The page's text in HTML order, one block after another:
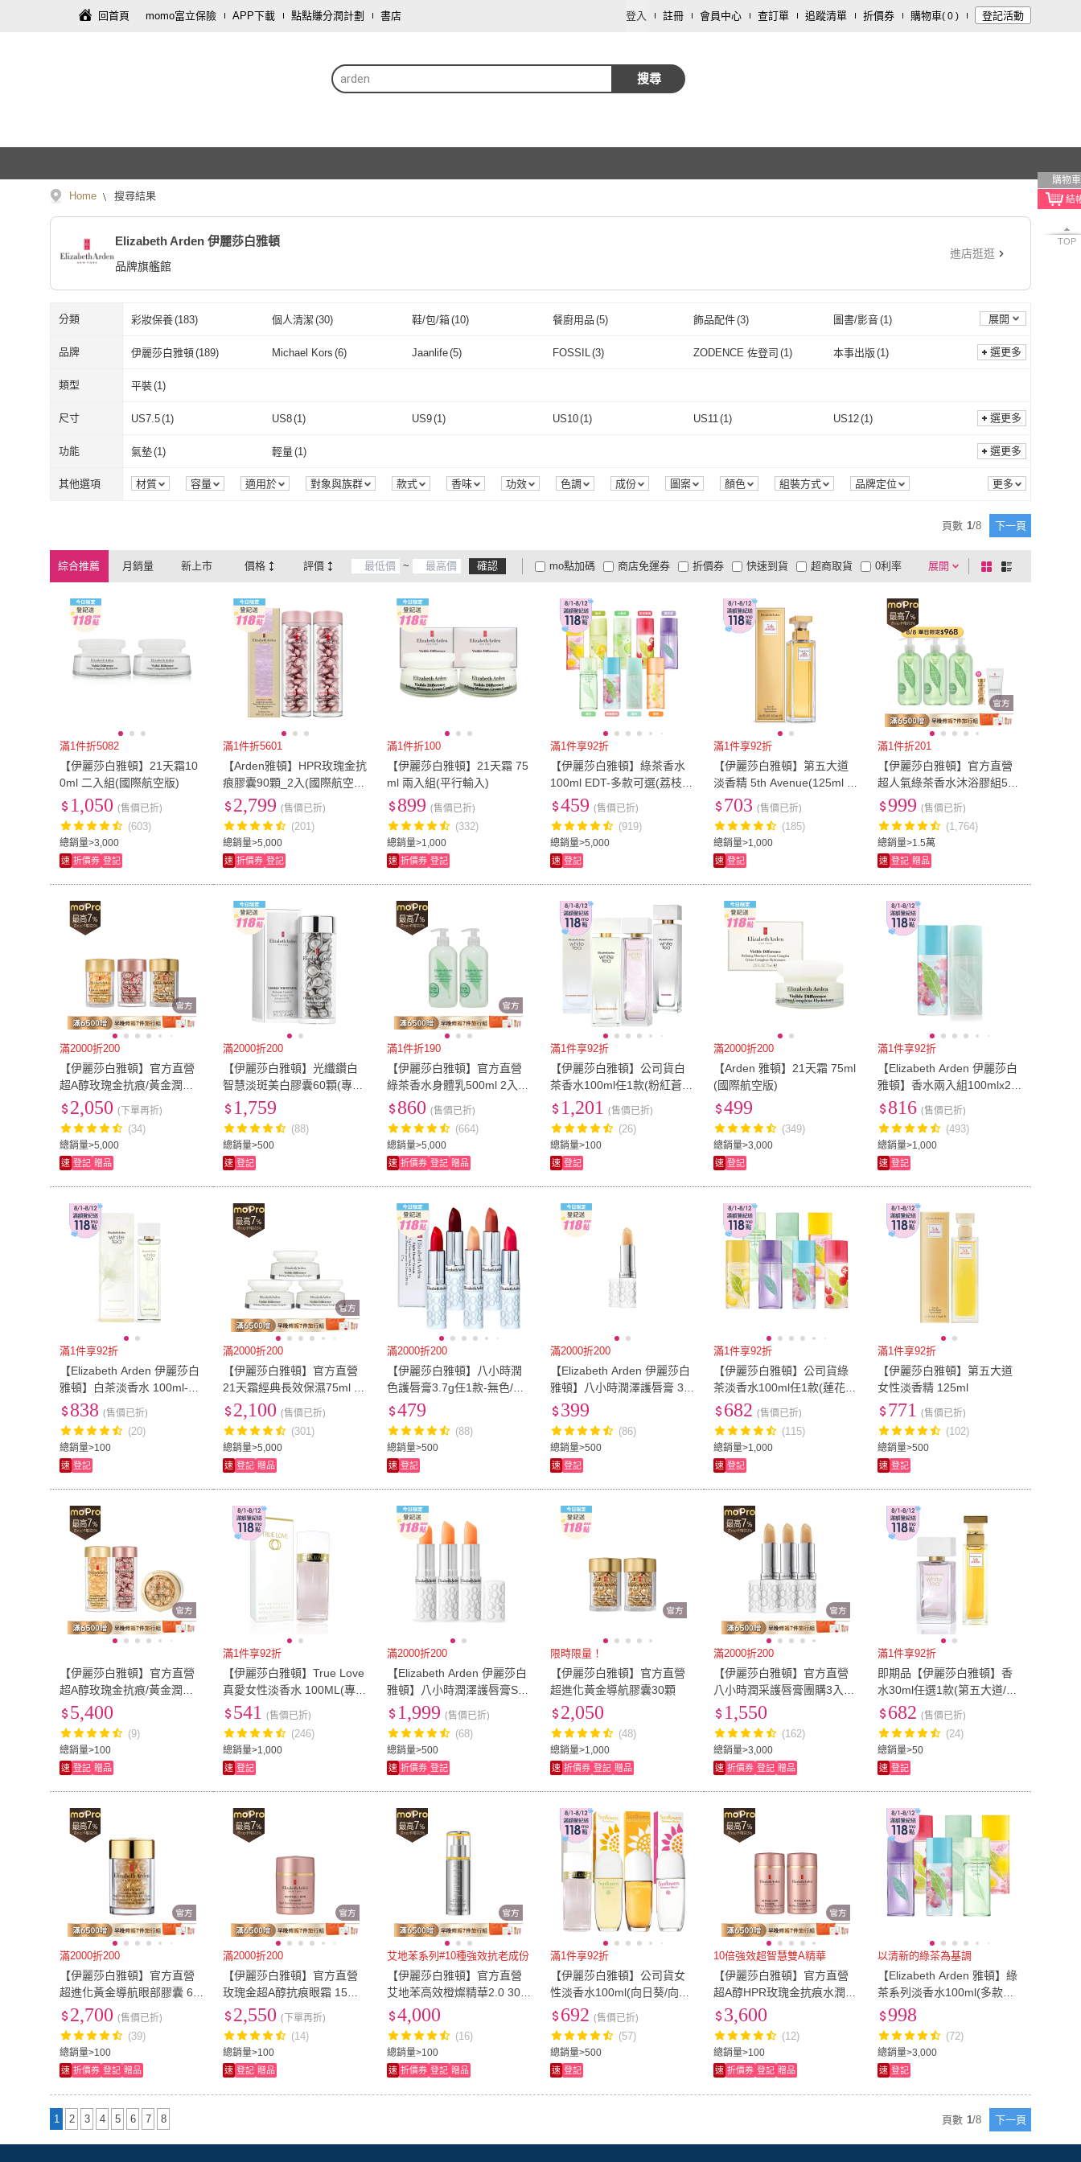
回首頁 momo富立保險 APP下載 點點賺分潤計劃 書店 登入 註冊 會員中心 查訂單 追蹤清單 折價券 購物車( 0 ) 登記活動
arden 搜尋
購物車
TOP
Home 搜尋結果
Elizabeth Arden 伊麗莎白雅頓
品牌旗艦館
進店逛逛
分類 彩妝保養(183) 個人清潔 (30) 鞋/包/箱(10) 餐廚用品 (5) 飾品配件(3) 圖書/影音(1)
傢俱 (1)
展開
品牌 伊麗莎白雅頓(189) Michael Kors (6) Jaanlife(5) FOSSIL (3) ZODENCE 佐登司 (1) 本事出版 (1)
ALDO (1
伊麗莎白雅頓
ALDO
取消 選更多
類型 平裝(1)
平裝(1
尺寸 US7.5(1) US8(1) US9(1) US10(1) US11 (1) US12(1)
25cm(1 25.5cm
EU40(1 EU41 ) EU42 ) EU43( 1) EU44 1) EU45(1)
US7.5 US8
25cm 25.5cm (1) 26.5cm( 27cm(1) 28cm 28.5cm
選更多
功能 氣墊(1) 輕量(1)
氣墊 輕量(1)
選更多
其他選項 材質 容量 適用於 對象與族群 款式 香味 功效 色調 成份 圖案 顏色 組裝方式
品牌定位
頁數 1/8 下一頁
綜合推薦 月銷量 新上市 價格 評價 ~ 確認 展開
折價券
有影片
商品有量 電視購物
mo點加碼 快速到貨 超商取貨
低溫宅配
大家電安心配
大家電快配
商店免運券 0利率
貨到付款
及以上 3 及以上 及以上 1 及以上
棋
盤
列
滿1件折5082
【伊麗莎白雅頓】21天霜10
0ml 二入組(國際航空版)
總銷量>3,000
1,050 (售價已折)
(603)
速 折價券 登記
滿1件折5601
【Arden雅頓】HPR玫瑰金抗
痕膠囊90顆_2入(國際航空
版)
總銷量>5,000
2,799 (售價已折)
(201)
速 折價券 登記
滿1件折100
【伊麗莎白雅頓】21天霜 75
ml 兩入組(平行輸入)
總銷量>1,000
899 (售價已折)
(332)
速 折價券 登記
滿1件享92折
【伊麗莎白雅頓】綠茶香水
100ml EDT-多款可選(荔枝萊
姆/薰衣草/含羞草/柚子/櫻花/
綠茶蓮花)
總銷量>5,000
459 (售價已折)
(919)
速 登記
滿1件享92折
【伊麗莎白雅頓】第五大道
淡香精 5th Avenue(125ml E
DP)
總銷量>1,000
703 (售價已折)
(185)
速 登記
滿1件折201
【伊麗莎白雅頓】官方直營
超人氣綠茶香水沐浴膠組500
ml 3入(沐浴乳/沐浴膠)
總銷量>1.5萬
999 (售價已折)
(1,764)
速 登記 贈品
滿2000折200
【伊麗莎白雅頓】官方直營
超A醇玫瑰金抗痕/黃金潤澤/
輕感平衡 膠囊精華30顆 任選
總銷量>5,000
2,050 (下單再折)
(34)
速 登記 贈品
滿2000折200
【伊麗莎白雅頓】光纖鑽白
智慧淡斑美白膠囊60顆(專櫃
公司貨)
總銷量>500
1,759
(88)
速 登記
滿1件折190
【伊麗莎白雅頓】官方直營
綠茶香水身體乳500ml 2入組
(香氛/乳液)
總銷量>5,000
860 (售價已折)
(664)
速 折價券 登記 贈品
滿1件享92折
【伊麗莎白雅頓】公司貨白
茶香水100ml任1款(粉紅蒼
蘭/野玫瑰/花樣甜菊/野薑花-
專櫃公司貨)
總銷量>100
1,201 (售價已折)
(26)
速 登記
滿2000折200
【Arden 雅頓】21天霜 75ml
(國際航空版)
總銷量>3,000
499
(349)
速 登記
滿1件享92折
【Elizabeth Arden 伊麗莎白
雅頓】香水兩入組100mlx2-
多款可選(綠茶/甜桃/含羞草/
薰衣草/櫻花)
總銷量>1,000
816 (售價已折)
(493)
速 登記
滿1件享92折
【Elizabeth Arden 伊麗莎白
雅頓】白茶淡香水 100ml-ED
T-新版
總銷量>100
838 (售價已折)
(20)
速 登記
滿2000折200
【伊麗莎白雅頓】官方直營
21天霜經典長效保濕75ml 3
入組(乳霜/保濕)
總銷量>5,000
2,100 (售價已折)
(301)
速 登記 贈品
滿2000折200
【伊麗莎白雅頓】八小時潤
色護唇膏3.7g任1款-無色/櫻
桃粉/莓果紅/蜂蜜棕(專櫃公
總銷量>500
479
(88)
速 登記
滿2000折200
【Elizabeth Arden 伊麗莎白
雅頓】八小時潤澤護唇膏 3.7
g(國際航空版)
總銷量>500
399
(86)
速 登記
滿1件享92折
【伊麗莎白雅頓】公司貨綠
茶淡香水100ml任1款(蓮花/
薰衣草/荔枝萊姆/櫻花/小蒼
總銷量>1,000
682 (售價已折)
(115)
速 登記
滿1件享92折
【伊麗莎白雅頓】第五大道
女性淡香精 125ml
總銷量>500
771 (售價已折)
(102)
速 登記
【伊麗莎白雅頓】官方直營
超A醇玫瑰金抗痕/黃金潤澤/
輕感平衡 膠囊精華60顆 任選
二入
總銷量>100
5,400
(9)
速 登記 贈品
滿1件享92折
【伊麗莎白雅頓】True Love
真愛女性淡香水 100ML(專櫃
公司貨)
總銷量>1,000
541
(售價已折)
(246)
速 登記
滿2000折200
【Elizabeth Arden 伊麗莎白
雅頓】八小時潤澤護唇膏SP
F15(3.7gX3-專櫃公司貨)
總銷量>500
1,999 (售價已折)
(68)
速 折價券 登記
限時限量！
【伊麗莎白雅頓】官方直營
超進化黃金導航膠囊30顆
總銷量>1,000
2,050
(48)
速 折價券 登記 贈品
滿2000折200
【伊麗莎白雅頓】官方直營
八小時潤采護唇膏團購3入組
(護唇膏/防曬)
總銷量>3,000
1,550
(162)
速 折價券 登記 贈品
滿1件享92折
即期品【伊麗莎白雅頓】香
水30ml任選1款(第五大道/白
茶粉紅蒼蘭-專櫃公司貨)
總銷量>50
682 (售價已折)
(24)
速 登記
滿2000折200
【伊麗莎白雅頓】官方直營
超進化黃金導航眼部膠囊 60
顆(眼膠/緊緻/敏感肌)
總銷量>100
2,700 (售價已折)
(39)
速 折價券 登記 贈品
滿2000折200
【伊麗莎白雅頓】官方直營
玫瑰金超A醇抗痕眼霜 15ml
(26年新上市)
總銷量>100
2,550 (下單再折)
(14)
速 登記 贈品
艾地苯系列#10種強效抗老成份
【伊麗莎白雅頓】官方直營
艾地苯高效橙燦精華2.0 30m
l(抗老/精華/緊致修護)
總銷量>100
4,000
(16)
速 折價券 登記 贈品
滿1件享92折
【伊麗莎白雅頓】公司貨女
性淡香水100ml(向日葵/向日
葵蜂蜜/真愛/夏日盛放)
總銷量>500
692 (售價已折)
(57)
速 登記
10倍強效超智慧雙A精華
【伊麗莎白雅頓】官方直營
超A醇HPR玫瑰金抗痕水潤霜
50ml 二入優惠組
總銷量>100
3,600
(12)
速 折價券 登記 贈品
以清新的綠茶為基調
【Elizabeth Arden 雅頓】綠
茶系列淡香水100ml(多款任
選2入)
總銷量>3,000
998
(72)
速 登記
1 2 3 4 5 6 7 8 頁數 1/8 下一頁